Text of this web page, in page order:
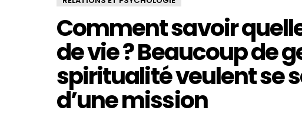
Comment savoir
de vie ? Beaucoup de
spiritualité veulent se
d’une mission